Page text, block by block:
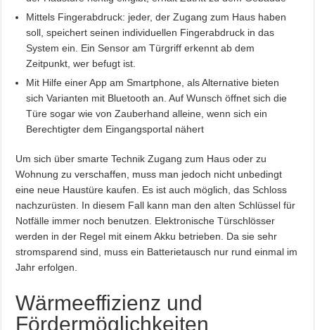
Mittels Fingerabdruck: jeder, der Zugang zum Haus haben
soll, speichert seinen individuellen Fingerabdruck in das
System ein. Ein Sensor am Türgriff erkennt ab dem
Zeitpunkt, wer befugt ist.
Mit Hilfe einer App am Smartphone, als Alternative bieten
sich Varianten mit Bluetooth an. Auf Wunsch öffnet sich die
Türe sogar wie von Zauberhand alleine, wenn sich ein
Berechtigter dem Eingangsportal nähert
Um sich über smarte Technik Zugang zum Haus oder zu
Wohnung zu verschaffen, muss man jedoch nicht unbedingt
eine neue Haustüre kaufen. Es ist auch möglich, das Schloss
nachzurüsten. In diesem Fall kann man den alten Schlüssel für
Notfälle immer noch benutzen. Elektronische Türschlösser
werden in der Regel mit einem Akku betrieben. Da sie sehr
stromsparend sind, muss ein Batterietausch nur rund einmal im
Jahr erfolgen.
Wärmeeffizienz und
Fördermöglichkeiten